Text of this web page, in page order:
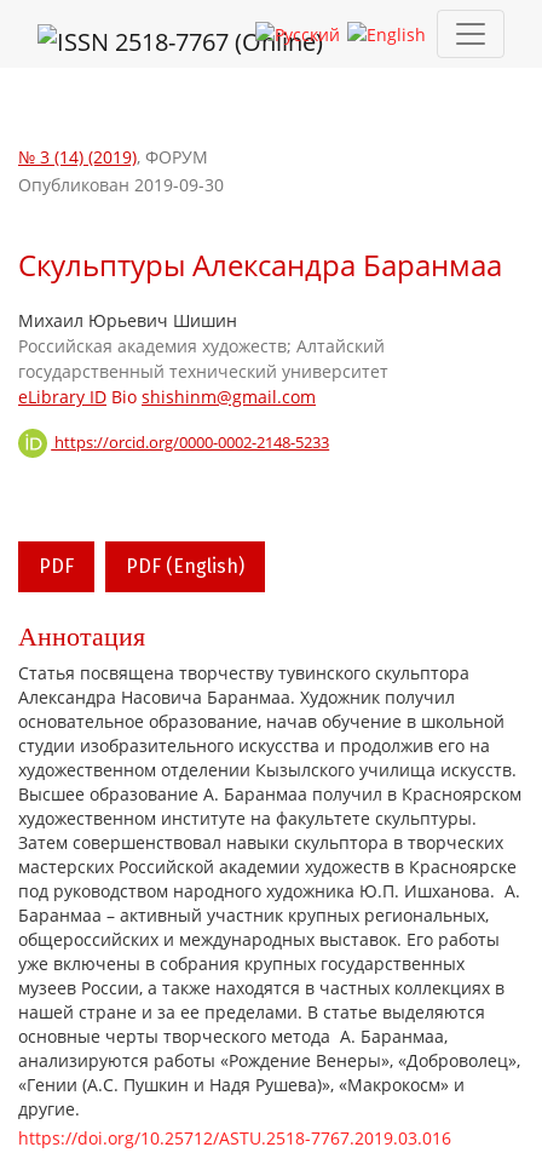
№ 3 (14) (2019), ФОРУМ
Скульптуры Александра Баранмаа
Опубликован 2019-09-30
Михаил Юрьевич Шишин
Российская академия художеств; Алтайский
государственный технический университет
eLibrary ID Bio shishinm@gmail.com
https://orcid.org/0000-0002-2148-5233
PDF PDF (English)
Аннотация
Статья посвящена творчеству тувинского скульптора
Александра Насовича Баранмаа. Художник получил
основательное образование, начав обучение в школьной
студии изобразительного искусства и продолжив его на
художественном отделении Кызылского училища искусств.
Высшее образование А. Баранмаа получил в Красноярском
художественном институте на факультете скульптуры.
Затем совершенствовал навыки скульптора в творческих
мастерских Российской академии художеств в Красноярске
под руководством народного художника Ю.П. Ишханова. А.
Баранмаа – активный участник крупных региональных,
общероссийских и международных выставок. Его работы
уже включены в собрания крупных государственных
музеев России, а также находятся в частных коллекциях в
нашей стране и за ее пределами. В статье выделяются
основные черты творческого метода А. Баранмаа,
анализируются работы «Рождение Венеры», «Доброволец»,
«Гении (А.С. Пушкин и Надя Рушева)», «Макрокосм» и
другие.
https://doi.org/10.25712/ASTU.2518-7767.2019.03.016